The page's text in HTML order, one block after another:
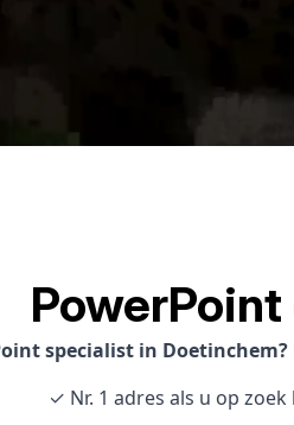
specialist in
✓ Nr. 1 adres als u op